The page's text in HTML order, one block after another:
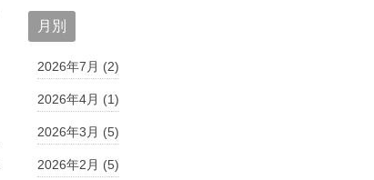
月別
2026年7月 (2)
2026年4月 (1)
2026年3月 (5)
2026年2月 (5)